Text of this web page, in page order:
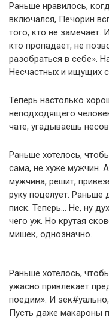
Раньше нравилось,
включался, Печорин
того, кто не замечает.
кто пропадает, не
разобраться в себе».
Несчастных и ищущих
Теперь настолько
неподходящего
чате, угадываешь
Раньше хотелось,
сама, не хуже мужчин.
мужчина, решит,
руку поцелует.
писк. Теперь… Не, ну
чего уж. Но крутая
мишек, однозначно.
Раньше хотелось,
ужасно привлекает
поедим». И
Пусть даже макароны